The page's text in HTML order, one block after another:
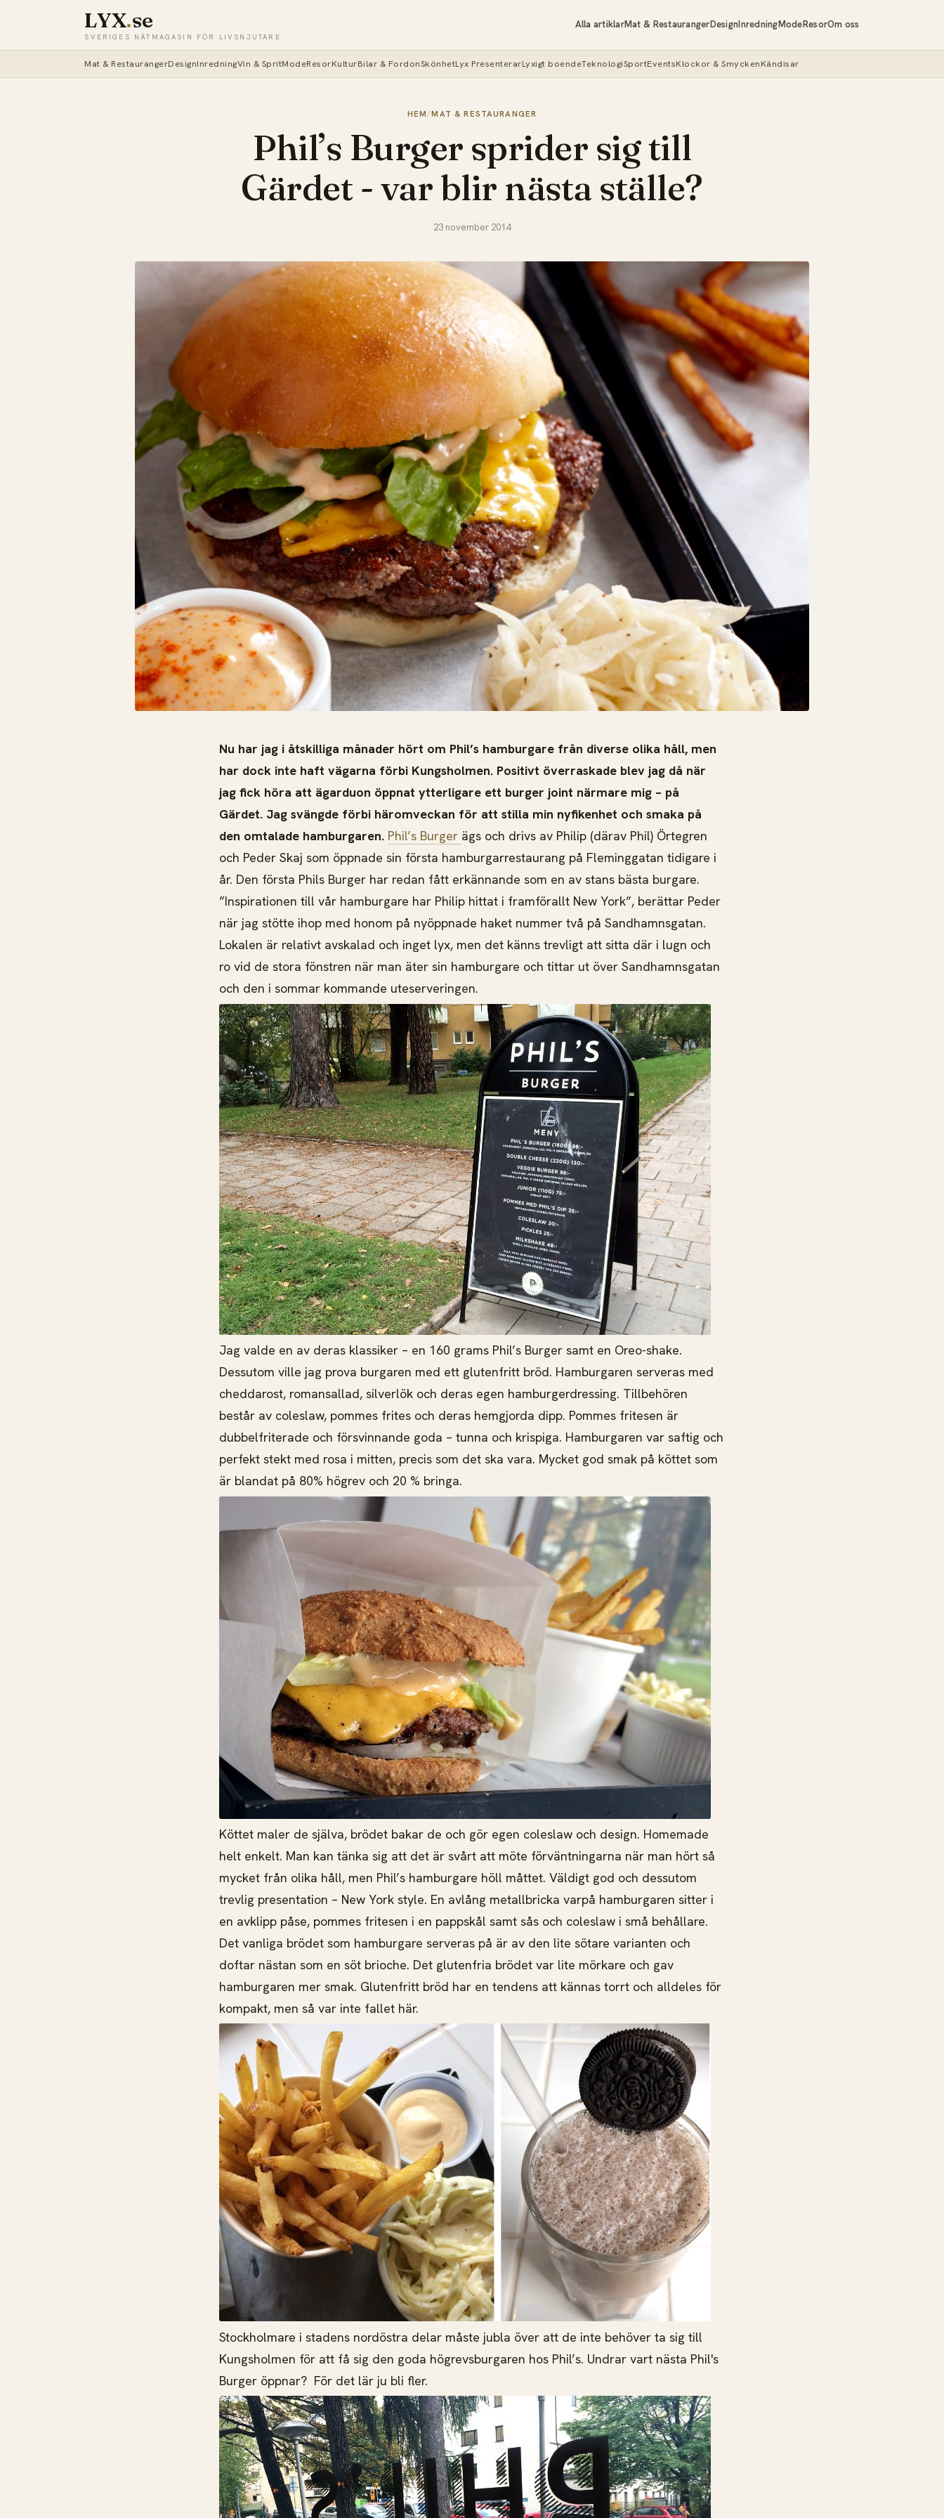
LYX.se
SVERIGES NÄTMAGASIN FÖR LIVSNJUTARE
Alla artiklarMat & RestaurangerDesignInredningModeResorOm oss
Mat & RestaurangerDesignInredningVin & SpritModeResorKulturBilar & FordonSkönhetLyx PresenterarLyxigt boendeTeknologiSportEventsKlockor & SmyckenKändisar
HEM/MAT & RESTAURANGER
Phil’s Burger sprider sig till
Gärdet - var blir nästa ställe?
23 november 2014
Nu har jag i åtskilliga månader hört om Phil’s hamburgare från diverse olika håll, men
har dock inte haft vägarna förbi Kungsholmen. Positivt överraskade blev jag då när
jag fick höra att ägarduon öppnat ytterligare ett burger joint närmare mig – på
Gärdet. Jag svängde förbi häromveckan för att stilla min nyfikenhet och smaka på
den omtalade hamburgaren. Phil’s Burger ägs och drivs av Philip (därav Phil) Örtegren
och Peder Skaj som öppnade sin första hamburgarrestaurang på Fleminggatan tidigare i
år. Den första Phils Burger har redan fått erkännande som en av stans bästa burgare.
”Inspirationen till vår hamburgare har Philip hittat i framförallt New York”, berättar Peder
när jag stötte ihop med honom på nyöppnade haket nummer två på Sandhamnsgatan.
Lokalen är relativt avskalad och inget lyx, men det känns trevligt att sitta där i lugn och
ro vid de stora fönstren när man äter sin hamburgare och tittar ut över Sandhamnsgatan
och den i sommar kommande uteserveringen.
Jag valde en av deras klassiker – en 160 grams Phil’s Burger samt en Oreo-shake.
Dessutom ville jag prova burgaren med ett glutenfritt bröd. Hamburgaren serveras med
cheddarost, romansallad, silverlök och deras egen hamburgerdressing. Tillbehören
består av coleslaw, pommes frites och deras hemgjorda dipp. Pommes fritesen är
dubbelfriterade och försvinnande goda – tunna och krispiga. Hamburgaren var saftig och
perfekt stekt med rosa i mitten, precis som det ska vara. Mycket god smak på köttet som
är blandat på 80% högrev och 20 % bringa.
Köttet maler de själva, brödet bakar de och gör egen coleslaw och design. Homemade
helt enkelt. Man kan tänka sig att det är svårt att möte förväntningarna när man hört så
mycket från olika håll, men Phil’s hamburgare höll måttet. Väldigt god och dessutom
trevlig presentation – New York style. En avlång metallbricka varpå hamburgaren sitter i
en avklipp påse, pommes fritesen i en pappskål samt sås och coleslaw i små behållare.
Det vanliga brödet som hamburgare serveras på är av den lite sötare varianten och
doftar nästan som en söt brioche. Det glutenfria brödet var lite mörkare och gav
hamburgaren mer smak. Glutenfritt bröd har en tendens att kännas torrt och alldeles för
kompakt, men så var inte fallet här.
Stockholmare i stadens nordöstra delar måste jubla över att de inte behöver ta sig till
Kungsholmen för att få sig den goda högrevsburgaren hos Phil’s. Undrar vart nästa Phil's
Burger öppnar? För det lär ju bli fler.